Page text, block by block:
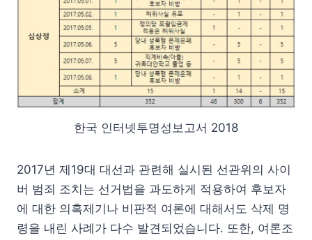
한국 인터넷투명성보고서 2018
2017년 제19대 대선과 관련해 실시된 선관위의 사이
버 범죄 조치는 선거법을 과도하게 적용하여 후보자
에 대한 의혹제기나 비판적 여론에 대해서도 삭제 명
령을 내린 사례가 다수 발견되었습니다. 또한, 여론조